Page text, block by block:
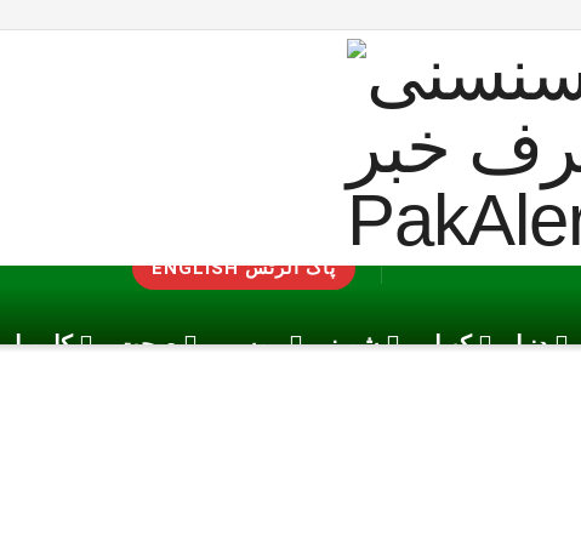
ENGLISH پاک الرٹس
کاروبار صحت موسم شوبز کھیل دنیا